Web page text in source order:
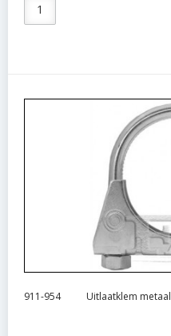
911-954 Uitlaatklem metaal